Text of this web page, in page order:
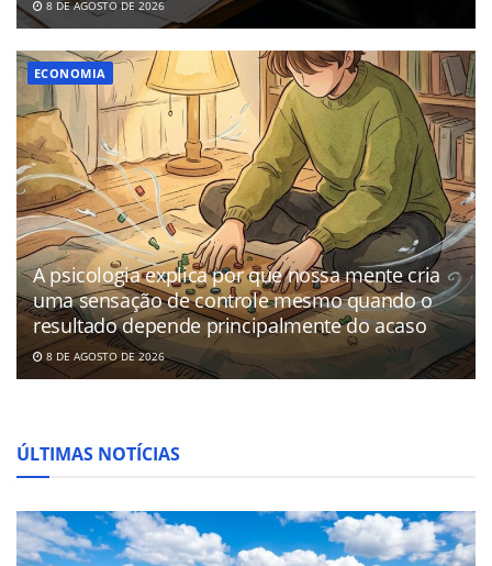
8 DE AGOSTO DE 2026
ECONOMIA
A psicologia explica por que nossa mente cria
uma sensação de controle mesmo quando o
resultado depende principalmente do acaso
8 DE AGOSTO DE 2026
ÚLTIMAS NOTÍCIAS